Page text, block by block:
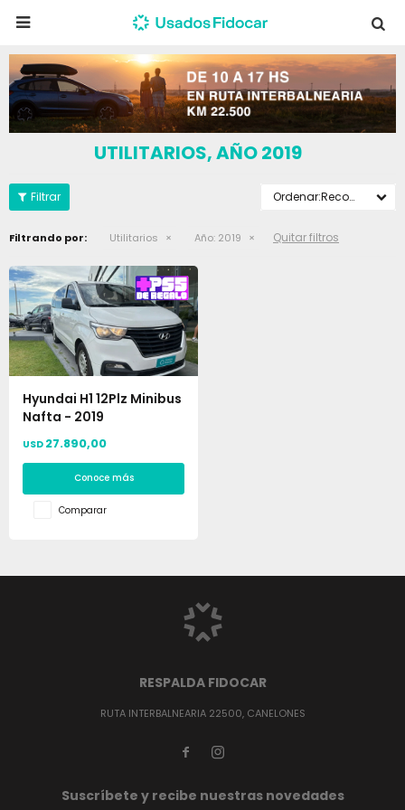

UTILITARIOS, AÑO 2019
Recomendados
Filtrando por: Utilitarios Año: 2019 Quitar filtros
Hyundai H1 12Plz Minibus
Nafta - 2019
USD 27.890,00
Conoce más
Comparar
RESPALDA FIDOCAR
RUTA INTERBALNEARIA 22500, CANELONES
 
Suscríbete y recibe nuestras novedades